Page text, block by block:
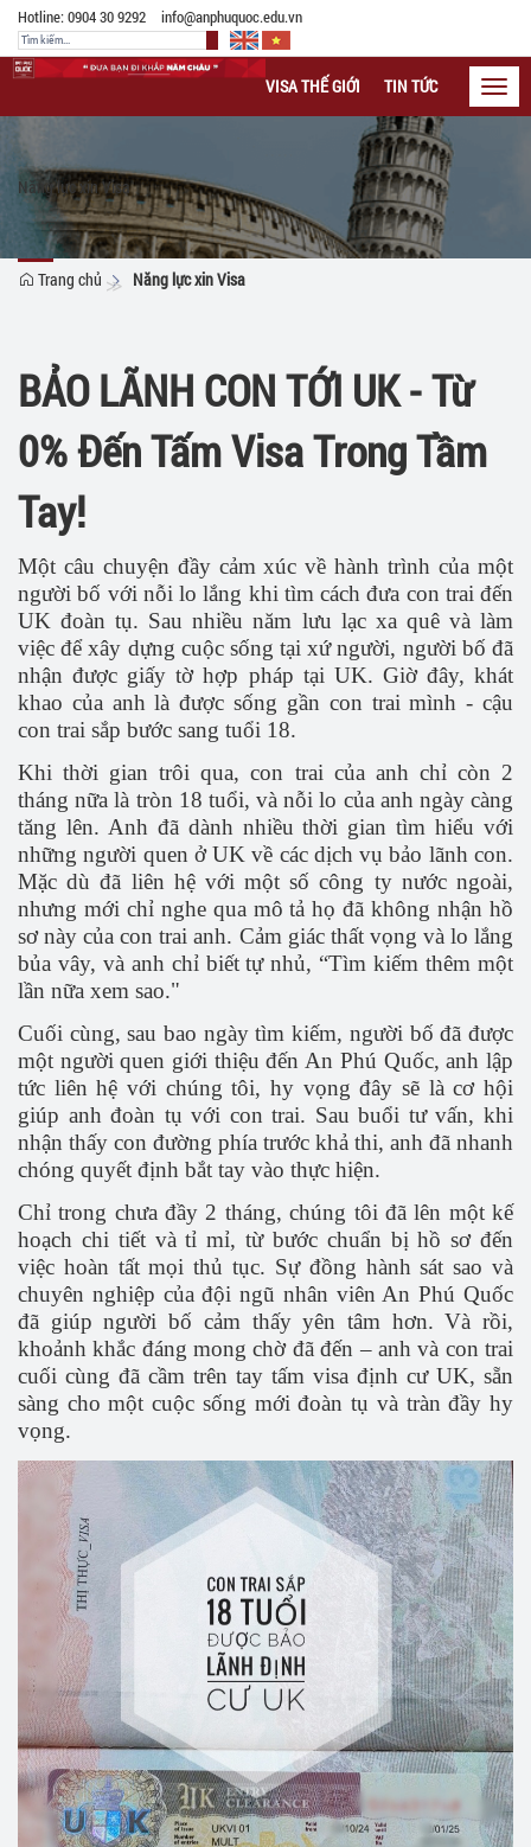
Hotline: 0904 30 9292 info@anphuquoc.edu.vn
VISA THẾ GIỚI TIN TỨC CÁC
Năng lực xin Visa
Trang chủ Năng lực xin Visa
BẢO LÃNH CON TỚI UK - Từ
0% Đến Tấm Visa Trong Tầm
Tay!
Một câu chuyện đầy cảm xúc về hành trình của một
người bố với nỗi lo lắng khi tìm cách đưa con trai đến
UK đoàn tụ. Sau nhiều năm lưu lạc xa quê và làm
việc để xây dựng cuộc sống tại xứ người, người bố đã
nhận được giấy tờ hợp pháp tại UK. Giờ đây, khát
khao của anh là được sống gần con trai mình - cậu
con trai sắp bước sang tuổi 18.
Khi thời gian trôi qua, con trai của anh chỉ còn 2
tháng nữa là tròn 18 tuổi, và nỗi lo của anh ngày càng
tăng lên. Anh đã dành nhiều thời gian tìm hiểu với
những người quen ở UK về các dịch vụ bảo lãnh con.
Mặc dù đã liên hệ với một số công ty nước ngoài,
nhưng mới chỉ nghe qua mô tả họ đã không nhận hồ
sơ này của con trai anh. Cảm giác thất vọng và lo lắng
bủa vây, và anh chỉ biết tự nhủ, “Tìm kiếm thêm một
lần nữa xem sao."
Cuối cùng, sau bao ngày tìm kiếm, người bố đã được
một người quen giới thiệu đến An Phú Quốc, anh lập
tức liên hệ với chúng tôi, hy vọng đây sẽ là cơ hội
giúp anh đoàn tụ với con trai. Sau buổi tư vấn, khi
nhận thấy con đường phía trước khả thi, anh đã nhanh
chóng quyết định bắt tay vào thực hiện.
Chỉ trong chưa đầy 2 tháng, chúng tôi đã lên một kế
hoạch chi tiết và tỉ mỉ, từ bước chuẩn bị hồ sơ đến
việc hoàn tất mọi thủ tục. Sự đồng hành sát sao và
chuyên nghiệp của đội ngũ nhân viên An Phú Quốc
đã giúp người bố cảm thấy yên tâm hơn. Và rồi,
khoảnh khắc đáng mong chờ đã đến – anh và con trai
cuối cùng đã cầm trên tay tấm visa định cư UK, sẵn
sàng cho một cuộc sống mới đoàn tụ và tràn đầy hy
vọng.